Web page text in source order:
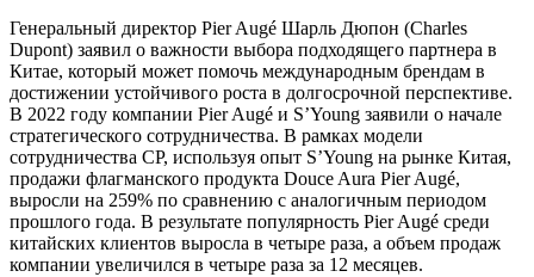
Генеральный директор Pier Augé Шарль Дюпон (Charles
Dupont) заявил о важности выбора подходящего партнера в
Китае, который может помочь международным брендам в
достижении устойчивого роста в долгосрочной перспективе.
В 2022 году компании Pier Augé и S’Young заявили о начале
стратегического сотрудничества. В рамках модели
сотрудничества CP, используя опыт S’Young на рынке Китая,
продажи флагманского продукта Douce Aura Pier Augé,
выросли на 259% по сравнению с аналогичным периодом
прошлого года. В результате популярность Pier Augé среди
китайских клиентов выросла в четыре раза, а объем продаж
компании увеличился в четыре раза за 12 месяцев.